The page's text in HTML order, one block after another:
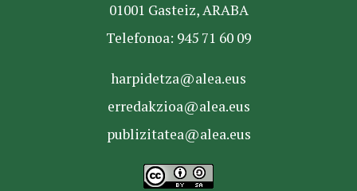
01001 Gasteiz, ARABA
Telefonoa: 945 71 60 09
harpidetza@alea.eus
erredakzioa@alea.eus
publizitatea@alea.eus